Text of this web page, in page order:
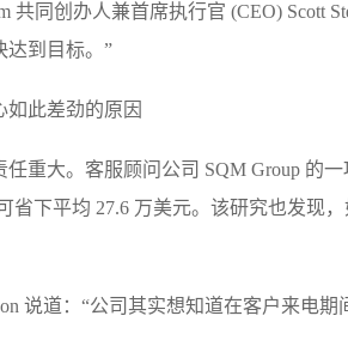
共同创办人兼首席执行官 (CEO) Scott
达到目标。”
如此差劲的原因
任重大。客服顾问公司 SQM Group 的
省下平均 27.6 万美元。该研究也发现
说道：“公司其实想知道在客户来电